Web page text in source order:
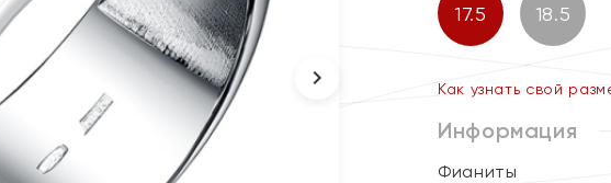
17.5 18.5
Как узнать свой
Информация
Фианиты